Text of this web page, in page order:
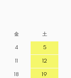
金 土
4 5
11 12
18 19